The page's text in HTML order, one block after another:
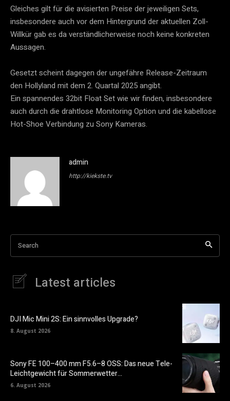
Gleiches gilt für die avisierten Preise der jeweiligen Sets,
insbesondere auch vor dem Hintergrund der aktuellen Zoll-
Willkür gab es da verständlicherweise noch keine konkreten
Aussagen.
Gesetzt scheint dagegen der ungefähre Release-Zeitraum
den Hollyland mit dem 2. Quartal 2025 angibt.
Ein spannendes 32bit Float Set wie wir finden, insbesondere
auch durch die drahtlose Monitoring Option und die kabellose
Hot-Shoe Verbindung zu Sony Kameras.
admin
http://kiekste.tv
Search
Latest articles
DJI Mic Mini 2S: Ein sinnvolles Upgrade?
8. August 2026
Sony FE 100–400 mm F5.6–8 OSS: Das neue Tele-
Leichtgewicht für Sommerwetter…
6. August 2026